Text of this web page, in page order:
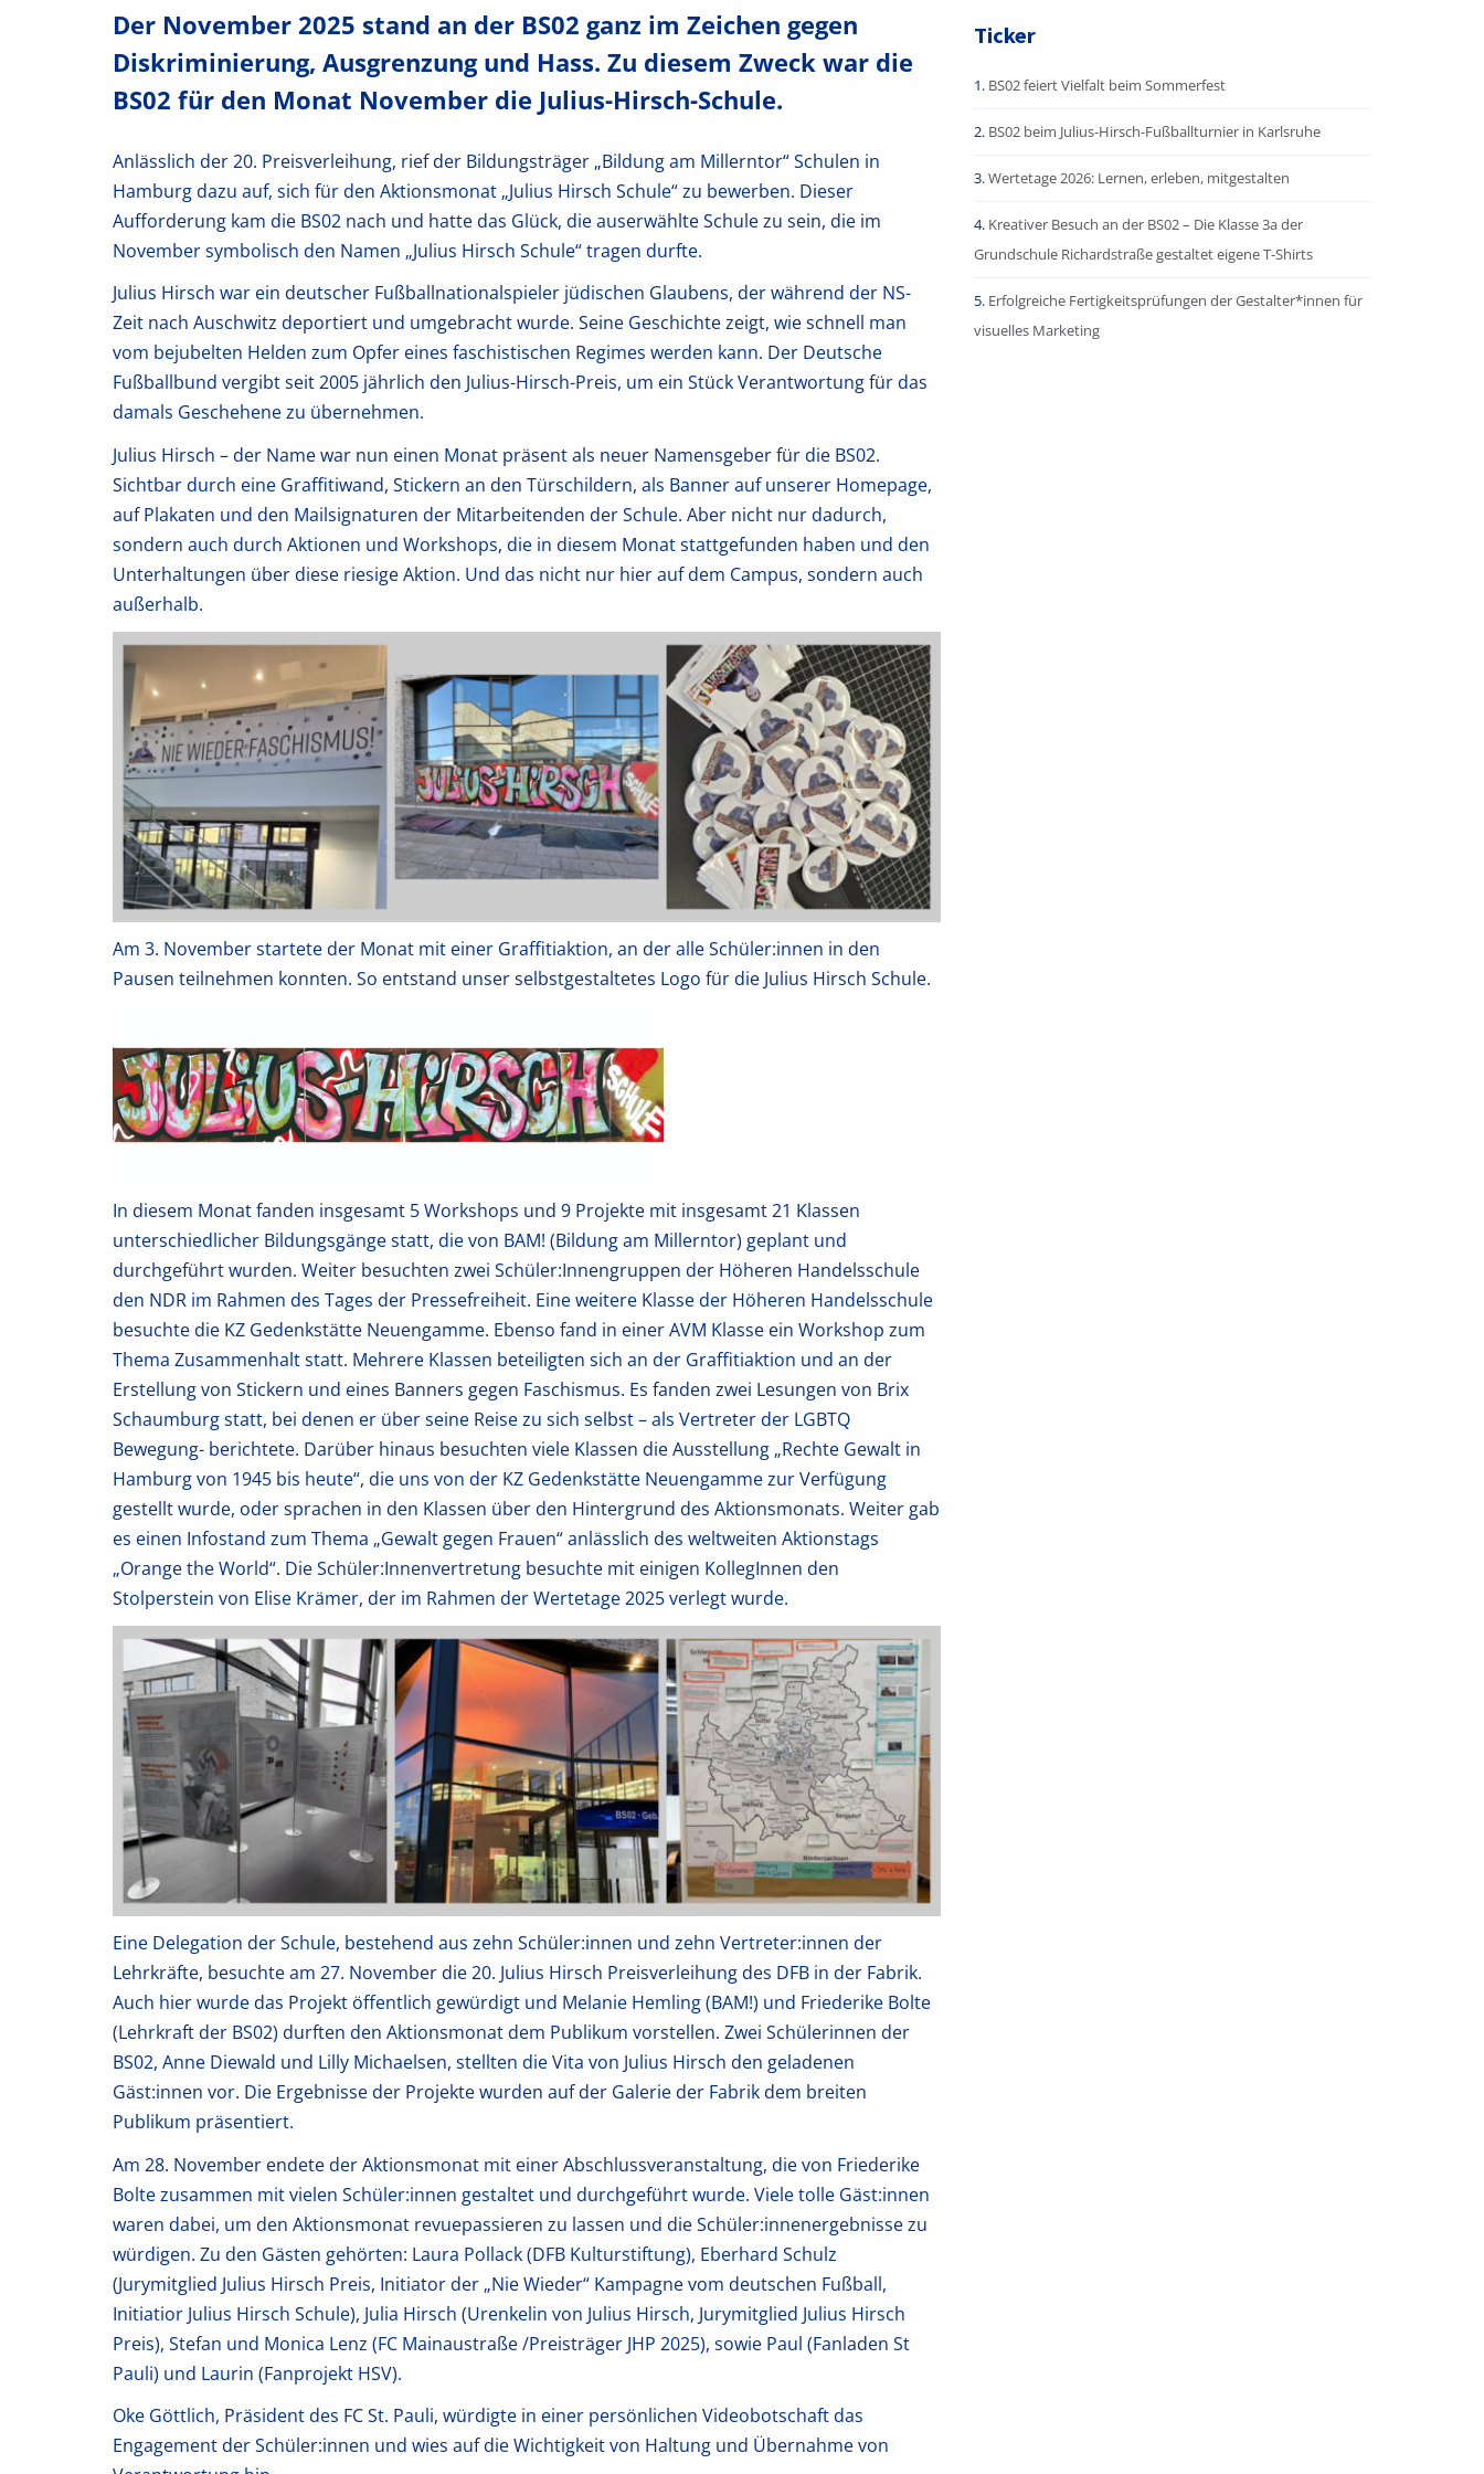
Der November 2025 stand an der BS02 ganz im Zeichen gegen
Diskriminierung, Ausgrenzung und Hass. Zu diesem Zweck war die
BS02 für den Monat November die Julius-Hirsch-Schule.
Anlässlich der 20. Preisverleihung, rief der Bildungsträger „Bildung am Millerntor“ Schulen in
Hamburg dazu auf, sich für den Aktionsmonat „Julius Hirsch Schule“ zu bewerben. Dieser
Aufforderung kam die BS02 nach und hatte das Glück, die auserwählte Schule zu sein, die im
November symbolisch den Namen „Julius Hirsch Schule“ tragen durfte.
Julius Hirsch war ein deutscher Fußballnationalspieler jüdischen Glaubens, der während der NS-
Zeit nach Auschwitz deportiert und umgebracht wurde. Seine Geschichte zeigt, wie schnell man
vom bejubelten Helden zum Opfer eines faschistischen Regimes werden kann. Der Deutsche
Fußballbund vergibt seit 2005 jährlich den Julius-Hirsch-Preis, um ein Stück Verantwortung für das
damals Geschehene zu übernehmen.
Julius Hirsch – der Name war nun einen Monat präsent als neuer Namensgeber für die BS02.
Sichtbar durch eine Graffitiwand, Stickern an den Türschildern, als Banner auf unserer Homepage,
auf Plakaten und den Mailsignaturen der Mitarbeitenden der Schule. Aber nicht nur dadurch,
sondern auch durch Aktionen und Workshops, die in diesem Monat stattgefunden haben und den
Unterhaltungen über diese riesige Aktion. Und das nicht nur hier auf dem Campus, sondern auch
außerhalb.
Am 3. November startete der Monat mit einer Graffitiaktion, an der alle Schüler:innen in den
Pausen teilnehmen konnten. So entstand unser selbstgestaltetes Logo für die Julius Hirsch Schule.
In diesem Monat fanden insgesamt 5 Workshops und 9 Projekte mit insgesamt 21 Klassen
unterschiedlicher Bildungsgänge statt, die von BAM! (Bildung am Millerntor) geplant und
durchgeführt wurden. Weiter besuchten zwei Schüler:Innengruppen der Höheren Handelsschule
den NDR im Rahmen des Tages der Pressefreiheit. Eine weitere Klasse der Höheren Handelsschule
besuchte die KZ Gedenkstätte Neuengamme. Ebenso fand in einer AVM Klasse ein Workshop zum
Thema Zusammenhalt statt. Mehrere Klassen beteiligten sich an der Graffitiaktion und an der
Erstellung von Stickern und eines Banners gegen Faschismus. Es fanden zwei Lesungen von Brix
Schaumburg statt, bei denen er über seine Reise zu sich selbst – als Vertreter der LGBTQ
Bewegung- berichtete. Darüber hinaus besuchten viele Klassen die Ausstellung „Rechte Gewalt in
Hamburg von 1945 bis heute“, die uns von der KZ Gedenkstätte Neuengamme zur Verfügung
gestellt wurde, oder sprachen in den Klassen über den Hintergrund des Aktionsmonats. Weiter gab
es einen Infostand zum Thema „Gewalt gegen Frauen“ anlässlich des weltweiten Aktionstags
„Orange the World“. Die Schüler:Innenvertretung besuchte mit einigen KollegInnen den
Stolperstein von Elise Krämer, der im Rahmen der Wertetage 2025 verlegt wurde.
Eine Delegation der Schule, bestehend aus zehn Schüler:innen und zehn Vertreter:innen der
Lehrkräfte, besuchte am 27. November die 20. Julius Hirsch Preisverleihung des DFB in der Fabrik.
Auch hier wurde das Projekt öffentlich gewürdigt und Melanie Hemling (BAM!) und Friederike Bolte
(Lehrkraft der BS02) durften den Aktionsmonat dem Publikum vorstellen. Zwei Schülerinnen der
BS02, Anne Diewald und Lilly Michaelsen, stellten die Vita von Julius Hirsch den geladenen
Gäst:innen vor. Die Ergebnisse der Projekte wurden auf der Galerie der Fabrik dem breiten
Publikum präsentiert.
Am 28. November endete der Aktionsmonat mit einer Abschlussveranstaltung, die von Friederike
Bolte zusammen mit vielen Schüler:innen gestaltet und durchgeführt wurde. Viele tolle Gäst:innen
waren dabei, um den Aktionsmonat revuepassieren zu lassen und die Schüler:innenergebnisse zu
würdigen. Zu den Gästen gehörten: Laura Pollack (DFB Kulturstiftung), Eberhard Schulz
(Jurymitglied Julius Hirsch Preis, Initiator der „Nie Wieder“ Kampagne vom deutschen Fußball,
Initiatior Julius Hirsch Schule), Julia Hirsch (Urenkelin von Julius Hirsch, Jurymitglied Julius Hirsch
Preis), Stefan und Monica Lenz (FC Mainaustraße /Preisträger JHP 2025), sowie Paul (Fanladen St
Pauli) und Laurin (Fanprojekt HSV).
Oke Göttlich, Präsident des FC St. Pauli, würdigte in einer persönlichen Videobotschaft das
Engagement der Schüler:innen und wies auf die Wichtigkeit von Haltung und Übernahme von
Ticker
BS02 feiert Vielfalt beim Sommerfest
BS02 beim Julius-Hirsch-Fußballturnier in Karlsruhe
Wertetage 2026: Lernen, erleben, mitgestalten
Kreativer Besuch an der BS02 – Die Klasse 3a der
Grundschule Richardstraße gestaltet eigene T-Shirts
Erfolgreiche Fertigkeitsprüfungen der Gestalter*innen für
visuelles Marketing